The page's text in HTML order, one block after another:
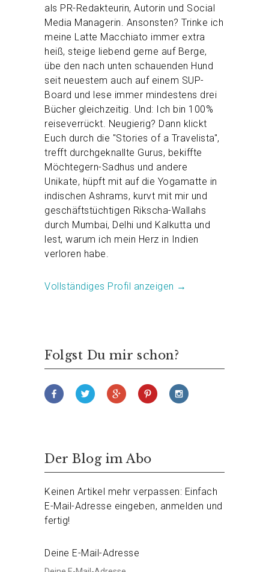
als PR-Redakteurin, Autorin und Social
Media Managerin. Ansonsten? Trinke ich
meine Latte Macchiato immer extra
heiß, steige liebend gerne auf Berge,
übe den nach unten schauenden Hund
seit neuestem auch auf einem SUP-
Board und lese immer mindestens drei
Bücher gleichzeitig. Und: Ich bin 100%
reiseverrückt. Neugierig? Dann klickt
Euch durch die "Stories of a Travelista",
trefft durchgeknallte Gurus, bekiffte
Möchtegern-Sadhus und andere
Unikate, hüpft mit auf die Yogamatte in
indischen Ashrams, kurvt mit mir und
geschäftstüchtigen Rikscha-Wallahs
durch Mumbai, Delhi und Kalkutta und
lest, warum ich mein Herz in Indien
verloren habe.
Vollständiges Profil anzeigen →
Folgst Du mir schon?
Der Blog im Abo
Keinen Artikel mehr verpassen: Einfach
E-Mail-Adresse eingeben, anmelden und
fertig!
Deine E-Mail-Adresse